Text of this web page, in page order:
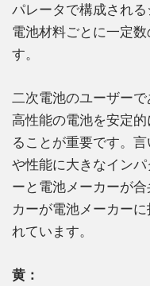
パレータで構成される
電池材料ごとに一定
す。
二次電池のユーザー
高性能の電池を安定
ることが重要です。
や性能に大きなイン
ーと電池メーカーが
カーが電池メーカー
れています。
黄：